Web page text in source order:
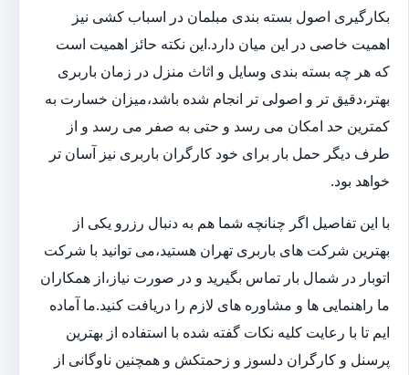
بکارگیری اصول بسته بندی مبلمان در اسباب کشی نیز
اهمیت خاصی در این میان دارد.این نکته حائز اهمیت است
که هر چه بسته بندی وسایل و اثاث منزل در زمان باربری
بهتر،دقیق تر و اصولی تر انجام شده باشد،میزان خسارت به
کمترین حد امکان می رسد و حتی به صفر می رسد و از
طرف دیگر حمل بار برای خود کارگران باربری نیز آسان تر
خواهد بود.
با این تفاصیل اگر چنانچه شما هم به دنبال رزرو یکی از
بهترین شرکت های باربری تهران هستید،می توانید با شرکت
اتوبار در شمال بار تماس بگیرید و در صورت نیاز،از همکاران
ما راهنمایی ها و مشاوره های لازم را دریافت کنید.ما آماده
ایم تا با رعایت کلیه نکات گفته شده با استفاده از بهترین
پرسنل و کارگران دلسوز و زحمتکش و همچنین ناوگانی از